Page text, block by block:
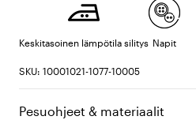
Keskitasoinen lämpötila silitys Napit
SKU: 10001021-1077-10005
Pesuohjeet & materiaalit